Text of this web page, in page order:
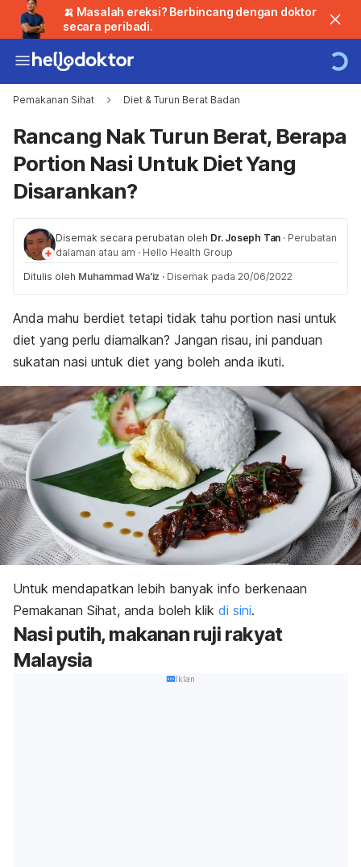
🍌 Masalah ereksi? Berbincang dengan doktor
secara peribadi.
Pemakanan Sihat Diet & Turun Berat Badan
Rancang Nak Turun Berat, Berapa
Portion Nasi Untuk Diet Yang
Disarankan?
Disemak secara perubatan oleh Dr. Joseph Tan · Perubatan
dalaman atau am · Hello Health Group
Ditulis oleh Muhammad Wa'iz · Disemak pada 20/06/2022
Anda mahu berdiet tetapi tidak tahu portion nasi untuk
diet yang perlu diamalkan? Jangan risau, ini panduan
sukatan nasi untuk diet yang boleh anda ikuti.
Untuk mendapatkan lebih banyak info berkenaan
Pemakanan Sihat, anda boleh klik di sini.
Nasi putih, makanan ruji rakyat
Malaysia
Iklan